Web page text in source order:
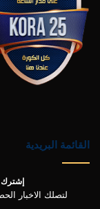
القائمة البريدية
إشترك
لتصلك الاخبار